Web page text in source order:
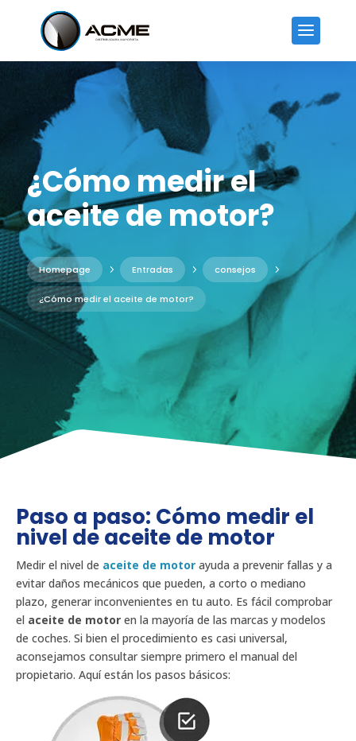
¿Cómo medir el
aceite de motor?
Homepage 5 Entradas 5 consejos 5
¿Cómo medir el aceite de motor?
Paso a paso: Cómo medir el
nivel de aceite de motor
Medir el nivel de aceite de motor ayuda a prevenir fallas y a
evitar daños mecánicos que pueden, a corto o mediano
plazo, generar inconvenientes en tu auto. Es fácil comprobar
el aceite de motor en la mayoría de las marcas y modelos
de coches. Si bien el procedimiento es casi universal,
aconsejamos consultar siempre primero el manual del
propietario. Aquí están los pasos básicos: